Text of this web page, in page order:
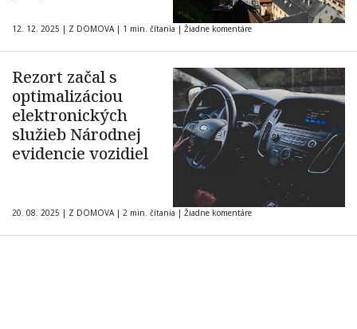
12. 12. 2025 | Z DOMOVA | 1 min. čítania | Žiadne komentáre
Rezort začal s
optimalizáciou
elektronických
služieb Národnej
evidencie vozidiel
20. 08. 2025 | Z DOMOVA | 2 min. čítania | Žiadne komentáre